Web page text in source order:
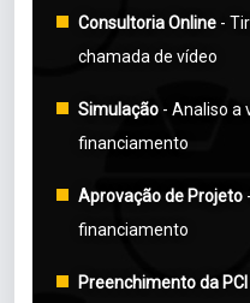
Consultoria Online-
chamada de vídeo
Simulação- Analiso a
financiamento
Aprovação de Projeto
financiamento
Preenchimento da PCI